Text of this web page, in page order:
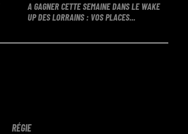
A GAGNER CETTE SEMAINE DANS LE WAKE
UP DES LORRAINS : VOS PLACES...
RÉGIE